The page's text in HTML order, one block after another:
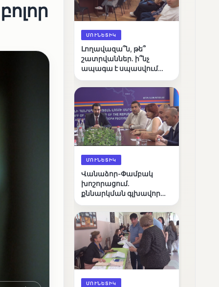
ՄՈՒՆԵՏԻԿ
Լողավազա՞ն, թե՞
շատրվաններ. ի՞նչ
ապագա է սպասվում
լճին
ՄՈՒՆԵՏԻԿ
Վանաձոր-Փամբակ
խոշորացում.
քննարկման գլխավոր
կառավարո՞ւմ, թե՞
քաղաքական նպատակ
ՄՈՒՆԵՏԻԿ